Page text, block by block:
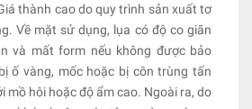
thành cao do quy trình sản xuất tơ
Về mặt sử dụng, lụa có độ co giãn
và mất form nếu không được bảo
ố vàng, mốc hoặc bị côn trùng tấn
mồ hôi hoặc độ ẩm cao. Ngoài ra, do